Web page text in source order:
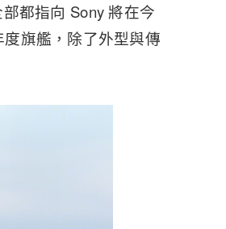
都指向 Sony 將在今
旗艦，除了外型與傳